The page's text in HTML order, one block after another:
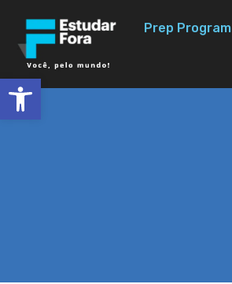
Prep Program
Abrir a barra de ferramentas